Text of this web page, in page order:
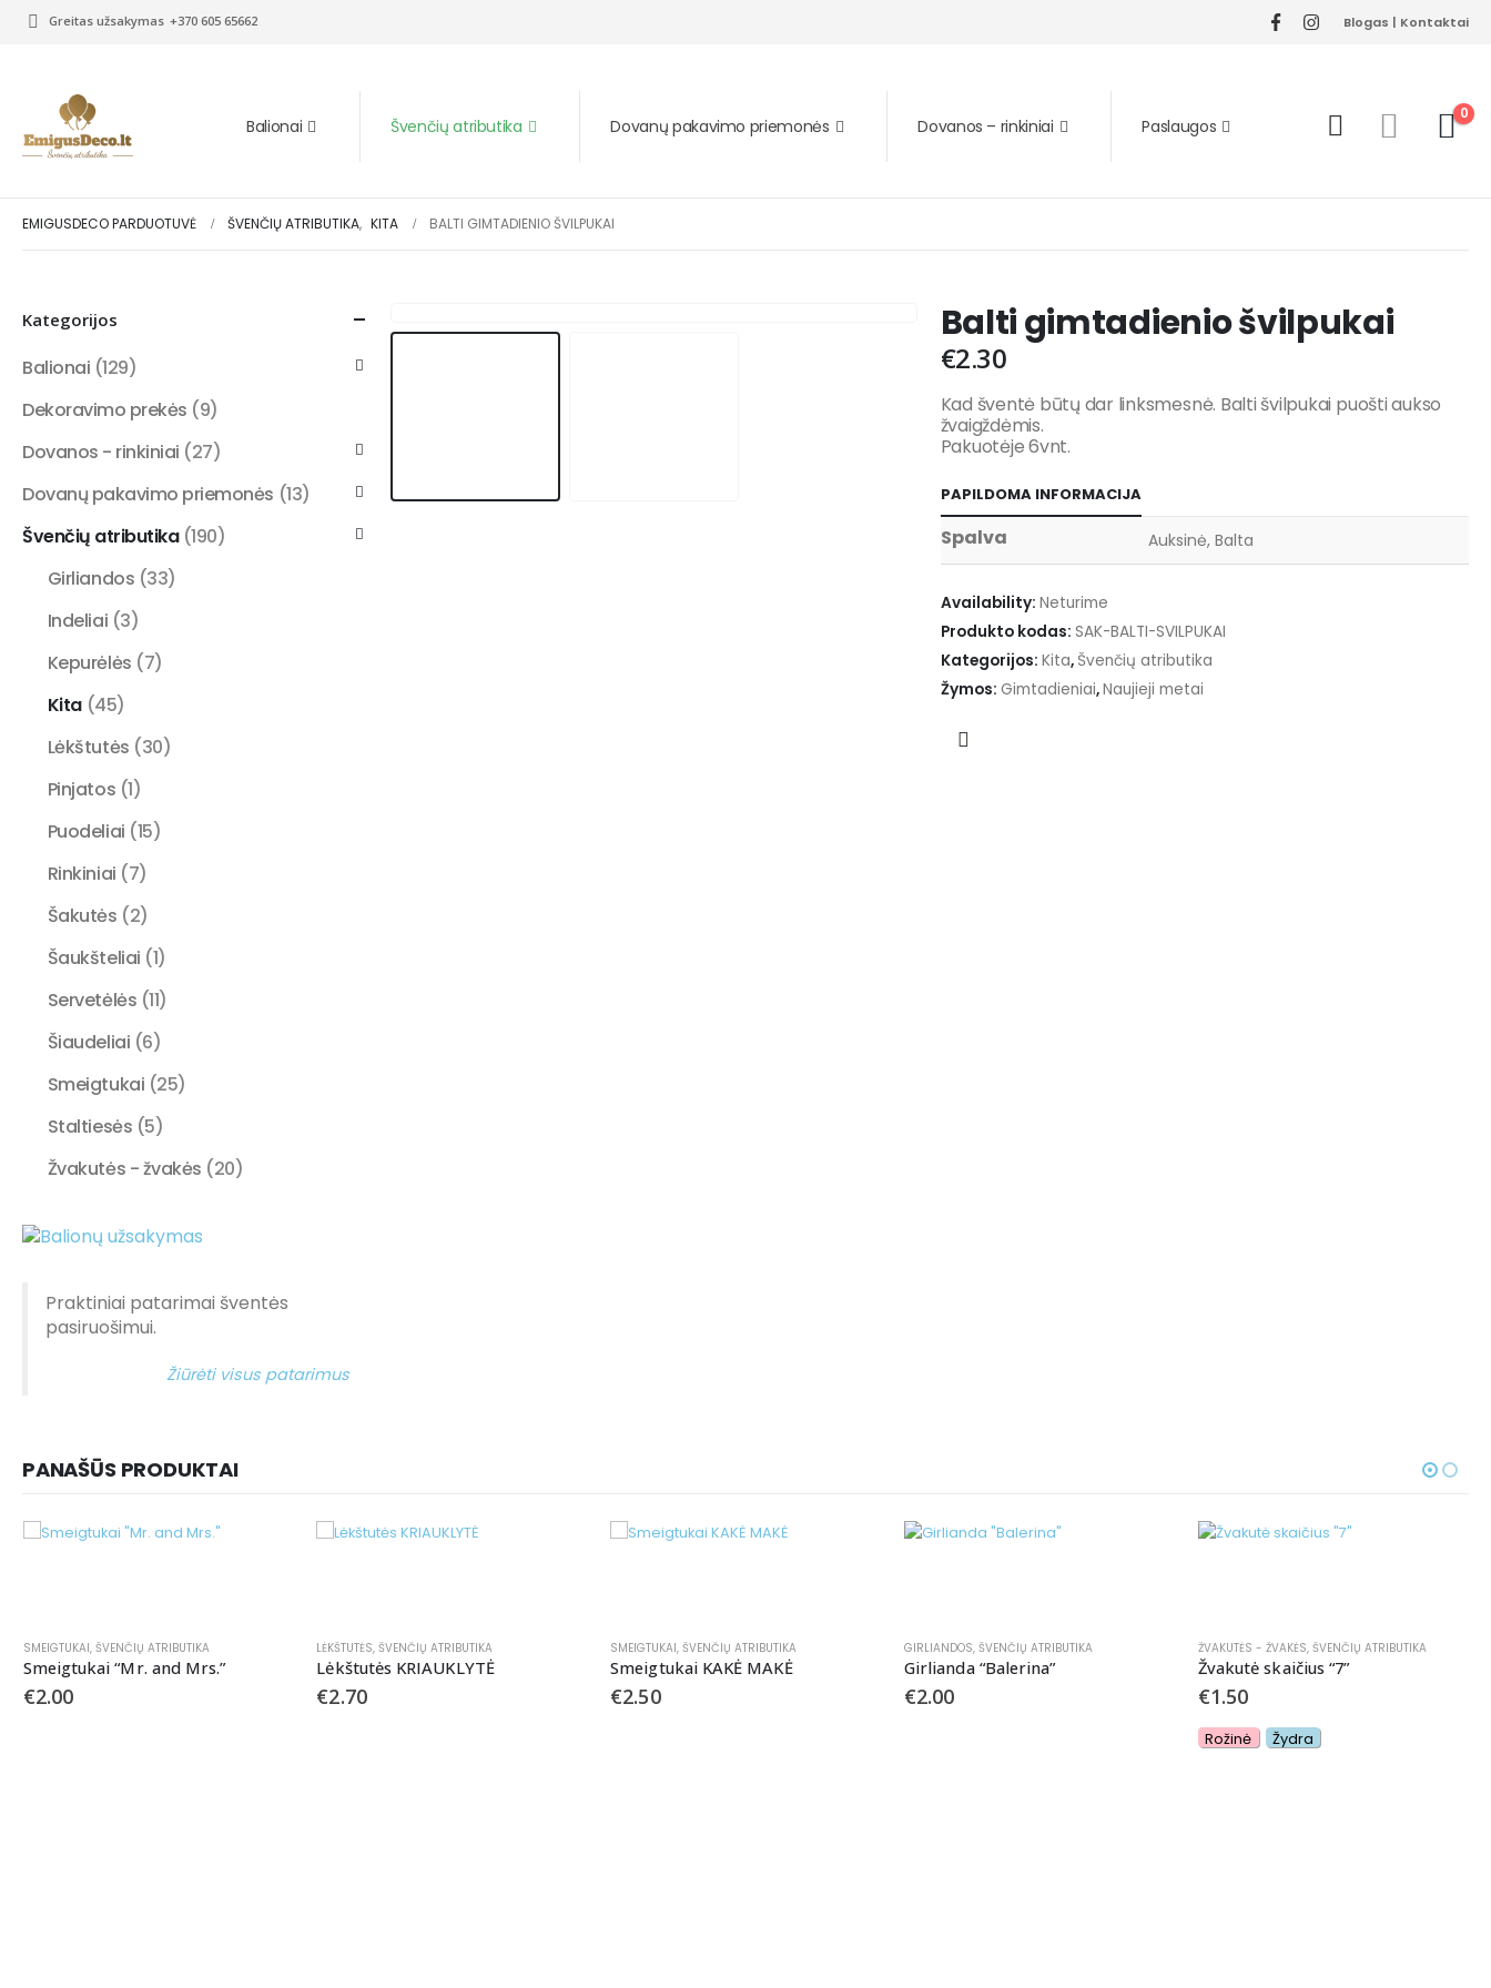
Greitas užsakymas +370 605 65662 Blogas | Kontaktai
Balionai Švenčių atributika Dovanų pakavimo priemonės Dovanos – rinkiniai Paslaugos
0
EMIGUSDECO PARDUOTUVĖ ŠVENČIŲ ATRIBUTIKA, KITA BALTI GIMTADIENIO ŠVILPUKAI
Balti gimtadienio švilpukai
€2.30
Kad šventė būtų dar linksmesnė. Balti švilpukai puošti aukso
žvaigždėmis.
Pakuotėje 6vnt.
PAPILDOMA INFORMACIJA
Spalva Auksinė, Balta
Availability: Neturime
Produkto kodas: SAK-BALTI-SVILPUKAI
Kategorijos: Kita, Švenčių atributika
Žymos: Gimtadieniai,Naujieji metai
Kategorijos
Balionai (129)
Dekoravimo prekės (9)
Dovanos - rinkiniai (27)
Dovanų pakavimo priemonės (13)
Švenčių atributika (190)
Girliandos (33)
Indeliai (3)
Kepurėlės (7)
Kita (45)
Lėkštutės (30)
Pinjatos (1)
Puodeliai (15)
Rinkiniai (7)
Šakutės (2)
Šaukšteliai (1)
Servetėlės (11)
Šiaudeliai (6)
Smeigtukai (25)
Staltiesės (5)
Žvakutės - žvakės (20)
Praktiniai patarimai šventės
pasiruošimui.
Žiūrėti visus patarimus
PANAŠŪS PRODUKTAI
SMEIGTUKAI, ŠVENČIŲ ATRIBUTIKA
Smeigtukai “Mr. and Mrs.”
€2.00
LĖKŠTUTĖS,ŠVENČIŲ ATRIBUTIKA
Lėkštutės KRIAUKLYTĖ
€2.70
SMEIGTUKAI,ŠVENČIŲ ATRIBUTIKA
Smeigtukai KAKĖ MAKĖ
€2.50
GIRLIANDOS, ŠVENČIŲ ATRIBUTIKA
Girlianda “Balerina”
€2.00
ŽVAKUTĖS - ŽVAKĖS, ŠVENČIŲ ATRIBUTIKA
Žvakutė skaičius “7”
€1.50
Rožinė Žydra